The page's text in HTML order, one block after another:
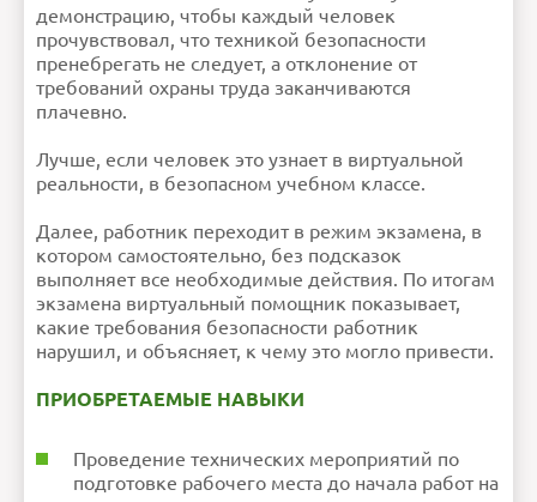
демонстрацию, чтобы каждый человек
прочувствовал, что техникой безопасности
пренебрегать не следует, а отклонение от
требований охраны труда заканчиваются
плачевно.
Лучше, если человек это узнает в виртуальной
реальности, в безопасном учебном классе.
Далее, работник переходит в режим экзамена, в
котором самостоятельно, без подсказок
выполняет все необходимые действия. По итогам
экзамена виртуальный помощник показывает,
какие требования безопасности работник
нарушил, и объясняет, к чему это могло привести.
ПРИОБРЕТАЕМЫЕ НАВЫКИ
Проведение технических мероприятий по
подготовке рабочего места до начала работ на